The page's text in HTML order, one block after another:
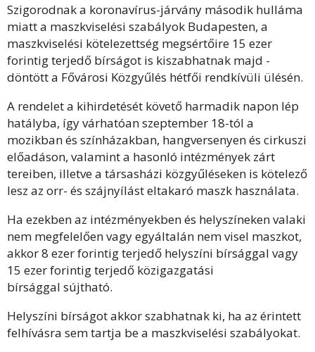
Szigorodnak a koronavírus-járvány második hulláma
miatt a maszkviselési szabályok Budapesten, a
maszkviselési kötelezettség megsértőire 15 ezer
forintig terjedő bírságot is kiszabhatnak majd -
döntött a Fővárosi Közgyűlés hétfői rendkívüli ülésén.
A rendelet a kihirdetését követő harmadik napon lép
hatályba, így várhatóan szeptember 18-tól a
mozikban és színházakban, hangversenyen és cirkuszi
előadáson, valamint a hasonló intézmények zárt
tereiben, illetve a társasházi közgyűléseken is kötelező
lesz az orr- és szájnyílást eltakaró maszk használata.
Ha ezekben az intézményekben és helyszíneken valaki
nem megfelelően vagy egyáltalán nem visel maszkot,
akkor 8 ezer forintig terjedő helyszíni bírsággal vagy
15 ezer forintig terjedő közigazgatási
bírsággal sújtható.
Helyszíni bírságot akkor szabhatnak ki, ha az érintett
felhívásra sem tartja be a maszkviselési szabályokat.